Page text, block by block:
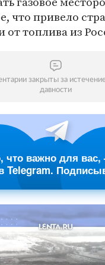
что привело
от топлива из
закрыты за
давности
что важно для
Telegram.